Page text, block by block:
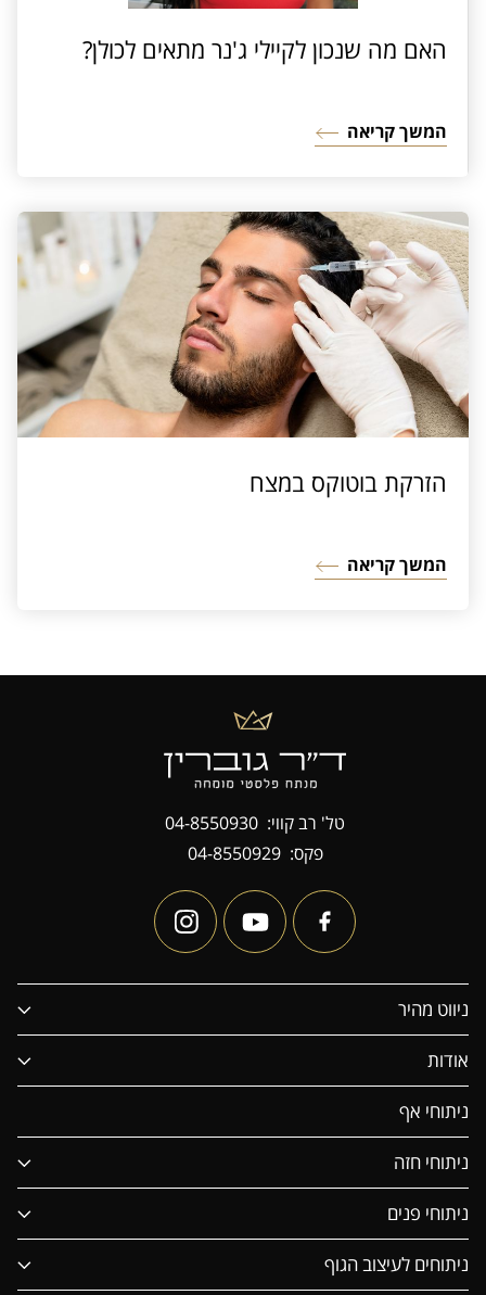
האם מה שנכון לקיילי ג'נר מתאים לכולן?
המשך קריאה
הזרקת בוטוקס במצח
המשך קריאה
טל' רב קווי: 04-8550930
פקס: 04-8550929
ניווט מהיר
אודות
ניתוחי אף
ניתוחי חזה
ניתוחי פנים
ניתוחים לעיצוב הגוף